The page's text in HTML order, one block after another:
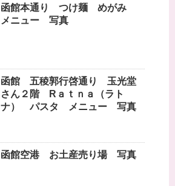
函館本通り つけ麺 めがみ
メニュー 写真
函館 五稜郭行啓通り 玉光堂
さん２階 Rａｔｎａ（ラト
ナ） パスタ メニュー 写真
函館空港 お土産売り場 写真